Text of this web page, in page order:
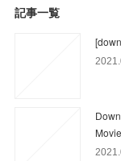
記事一覧